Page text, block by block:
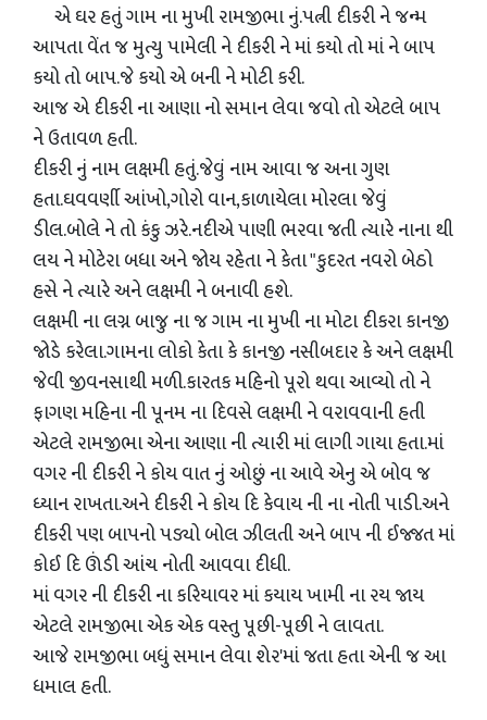
એ ઘર હતું ગામ ના મુખી રામજીભા નું.પત્ની દીકરી ને જન્મ
આપતા વેંત જ મુત્યુ પામેલી ને દીકરી ને માં કયો તો માં ને બાપ
કયો તો બાપ.જે કયો એ બની ને મોટી કરી.
આજ એ દીકરી ના આણા નો સમાન લેવા જવો તો એટલે બાપ
ને ઉતાવળ હતી.
દીકરી નું નામ લક્ષમી હતું.જેવું નામ આવા જ અના ગુણ
હતા.ઘવવર્ણી આંખો,ગોરો વાન,કાળાયેલા મોરલા જેવું
ડીલ.બોલે ને તો કંકુ ઝરે.નદીએ પાણી ભરવા જતી ત્યારે નાના થી
લય ને મોટેરા બધા અને જોય રહેતા ને કેતા "કુદરત નવરો બેઠો
હસે ને ત્યારે અને લક્ષમી ને બનાવી હશે.
લક્ષમી ના લગ્ન બાજુ ના જ ગામ ના મુખી ના મોટા દીકરા કાનજી
જોડે કરેલા.ગામના લોકો કેતા કે કાનજી નસીબદાર કે અને લક્ષમી
જેવી જીવનસાથી મળી.કારતક મહિનો પૂરો થવા આવ્યો તો ને
ફાગણ મહિના ની પૂનમ ના દિવસે લક્ષમી ને વરાવવાની હતી
એટલે રામજીભા એના આણા ની ત્યારી માં લાગી ગાયા હતા.માં
વગર ની દીકરી ને કોય વાત નું ઓછું ના આવે એનુ એ બોવ જ
ધ્યાન રાખતા.અને દીકરી ને કોય દિ કેવાય ની ના નોતી પાડી.અને
દીકરી પણ બાપનો પડ્યો બોલ ઝીલતી અને બાપ ની ઈજ્જત માં
કોઈ દિ ઊંડી આંચ નોતી આવવા દીધી.
માં વગર ની દીકરી ના કરિયાવર માં કયાય ખામી ના રય જાય
એટલે રામજીભા એક એક વસ્તુ પૂછી-પૂછી ને લાવતા.
આજે રામજીભા બધું સમાન લેવા શેર'માં જતા હતા એની જ આ
ધમાલ હતી.